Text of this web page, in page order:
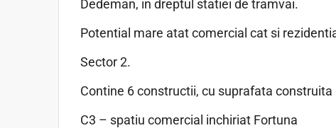
Dedeman, in dreptul statiei de tramvai.
Potential mare atat comercial cat si
Sector 2.
Contine 6 constructii, cu suprafata
C3 – spatiu comercial inchiriat Fortuna